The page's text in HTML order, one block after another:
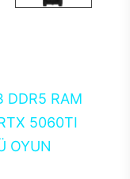
DDR5 RAM
5060TI
OYUN